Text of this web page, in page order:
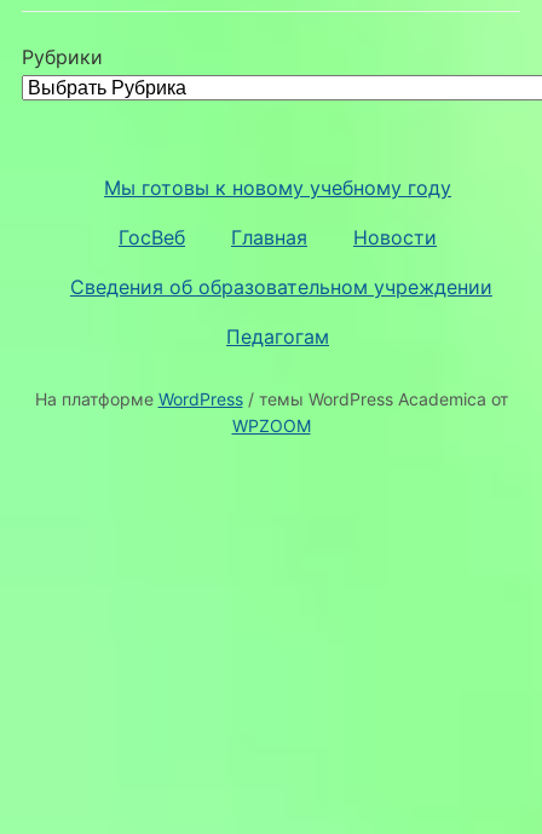
Рубрики
Мы готовы к новому учебному году
ГосВеб Главная Новости
Сведения об образовательном учреждении
Педагогам
На платформе WordPress/ темы WordPress Academica от
WPZOOM